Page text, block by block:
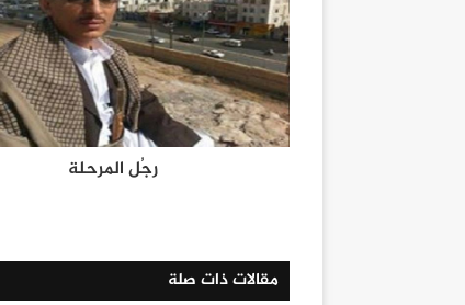
رجُل المرحلة
مقالات ذات صلة